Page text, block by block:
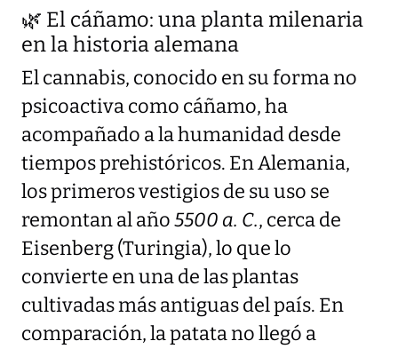
🌿 El cáñamo: una planta milenaria
en la historia alemana
El cannabis, conocido en su forma no
psicoactiva como cáñamo, ha
acompañado a la humanidad desde
tiempos prehistóricos. En Alemania,
los primeros vestigios de su uso se
remontan al año5500 a. C., cerca de
Eisenberg (Turingia), lo que lo
convierte en una de las plantas
cultivadas más antiguas del país. En
comparación, la patata no llegó a